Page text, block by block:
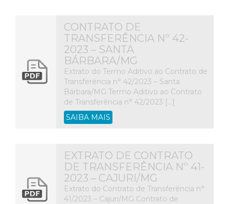
CONTRATO DE
TRANSFERÊNCIA Nº 42-
2023 – SANTA
BÁRBARA/MG
Extrato do Termo Aditivo ao Contrato de
Transferência n° 42/2023 – Santa
Bárbara/MG Termo Aditivo ao Contrato
de Transferência n° 42/2023 […]
SAIBA MAIS
EXTRATO DE CONTRATO
DE TRANSFERÊNCIA Nº 41-
2023 – CAJURI/MG
Extrato do Contrato de Transferência n°
41/2023 – Cajuri/MG Contrato de